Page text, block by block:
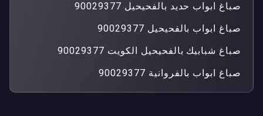
صباغ ابواب حديد بالفحيحيل 90029377
صباغ ابواب بالفحيحيل 90029377
صباغ شبابيك بالفحيحيل الكويت 90029377
صباغ ابواب بالفروانية 90029377